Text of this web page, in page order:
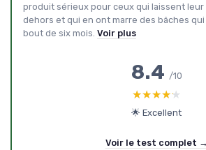
produit sérieux pour ceux qui laissent
dehors et qui en ont marre des bâches
bout de six mois. Voir plus
8.4 /10
★★★★★
★★★★★
🌟 Excellent
Voir le test complet →